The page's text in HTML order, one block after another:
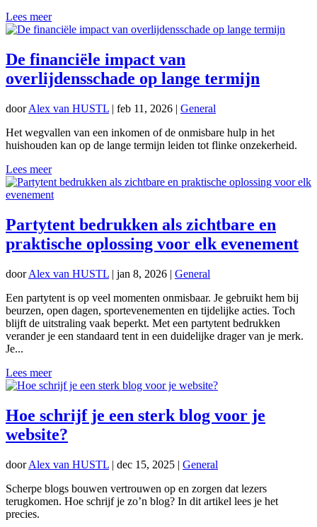
Lees meer
De financiële impact van
overlijdensschade op lange termijn
doorAlex van HUSTL | feb 11, 2026 | General
Het wegvallen van een inkomen of de onmisbare hulp in het
huishouden kan op de lange termijn leiden tot flinke onzekerheid.
Lees meer
Partytent bedrukken als zichtbare en
praktische oplossing voor elk evenement
doorAlex van HUSTL | jan 8, 2026 | General
Een partytent is op veel momenten onmisbaar. Je gebruikt hem bij
beurzen, open dagen, sportevenementen en tijdelijke acties. Toch
blijft de uitstraling vaak beperkt. Met een partytent bedrukken
verander je een standaard tent in een duidelijke drager van je merk.
Je...
Lees meer
Hoe schrijf je een sterk blog voor je
website?
doorAlex van HUSTL | dec 15, 2025 | General
Scherpe blogs bouwen vertrouwen op en zorgen dat lezers
terugkomen. Hoe schrijf je zo’n blog? In dit artikel lees je het
precies.